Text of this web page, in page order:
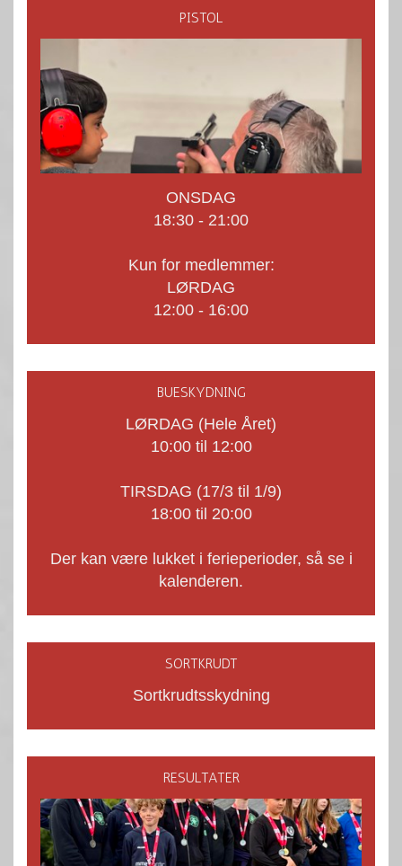
PISTOL
ONSDAG
18:30 - 21:00
Kun for medlemmer:
LØRDAG
12:00 - 16:00
BUESKYDNING
LØRDAG (Hele Året)
10:00 til 12:00
TIRSDAG (17/3 til 1/9)
18:00 til 20:00
Der kan være lukket i ferieperioder, så se i
kalenderen.
SORTKRUDT
Sortkrudtsskydning
RESULTATER